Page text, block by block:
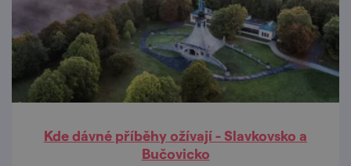
Kde dávné příběhy ožívají - Slavkovsko a
Bučovicko